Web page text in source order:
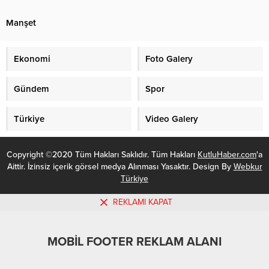
düzenlenecek bir dizi etkinlik ve
çalıştay ile kutlanacak. AKK
Çalışma Grubu Atatürk Orman
seçildiği Genel Kurul
Toplantısında TSTK Genel Başkanı
Manşet
Ekonomi Foto Galery
Gündem Spor
Türkiye Video Galery
Copyright ©2020 Tüm Hakları Saklıdır. Tüm Hakları KutluHaber.com'a
Aittir. İzinsiz içerik görsel medya Alınması Yasaktır. Design By Webkur
Türkiye
REKLAMI KAPAT
MOBİL FOOTER REKLAM ALANI